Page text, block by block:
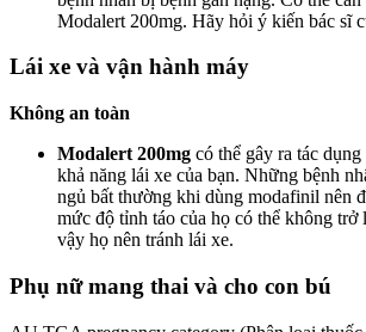
Modalert 200mg. Hãy hỏi ý kiến bác sĩ
Lái xe và vận hành máy
Không an toàn
Modalert 200mg có thể gây ra tác
khả năng lái xe của bạn. Những bệnh
ngủ bất thường khi dùng modafinil nên
mức độ tỉnh táo của họ có thể không
vậy họ nên tránh lái xe.
Phụ nữ mang thai và cho con bú